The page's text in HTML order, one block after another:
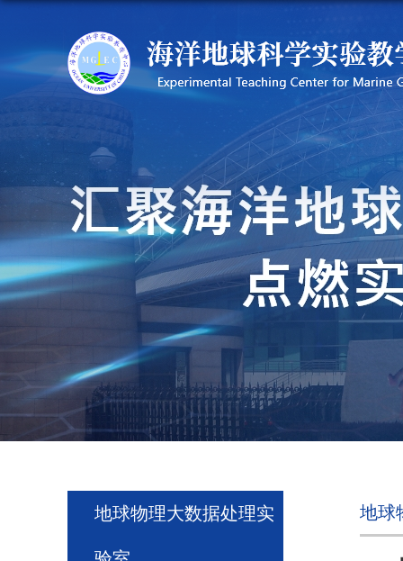
地球物理大数据处理实 地球